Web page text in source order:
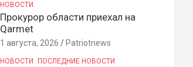
НОВОСТИ
Прокурор области приехал на
Qarmet
1 августа, 2026 Patriotnews
НОВОСТИ ПОСЛЕДНИЕ НОВОСТИ